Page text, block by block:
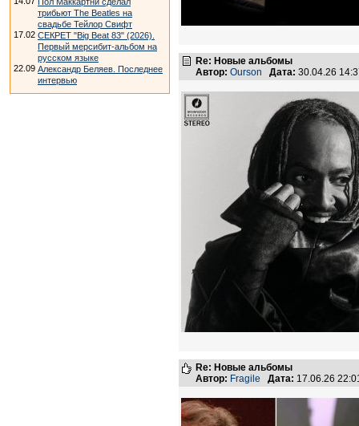
трибьют The Beatles на
свадьбе Тейлор Свифт
17.02 СЕКРЕТ "Big Beat 83" (2026).
Первый мерсибит-альбом на
русском языке
22.09 Александр Беляев. Последнее
интервью
Re: Новые альбомы
Автор: Ourson Дата: 30.04.26
Re: Новые альбомы
Автор: Fragile Дата: 17.06.26